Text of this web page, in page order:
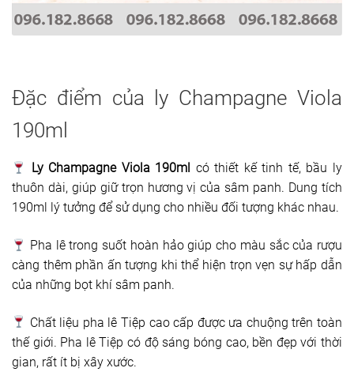
Đặc điểm của ly Champagne Viola
190ml
Ly Champagne Viola 190ml có thiết kế tinh tế, bầu ly
thuôn dài, giúp giữ trọn hương vị của sâm panh. Dung tích
190ml lý tưởng để sử dụng cho nhiều đối tượng khác nhau.
Pha lê trong suốt hoàn hảo giúp cho màu sắc của rượu
càng thêm phần ấn tượng khi thể hiện trọn vẹn sự hấp dẫn
của những bọt khí sâm panh.
Chất liệu pha lê Tiệp cao cấp được ưa chuộng trên toàn
thế giới. Pha lê Tiệp có độ sáng bóng cao, bền đẹp với thời
gian, rất ít bị xây xước.